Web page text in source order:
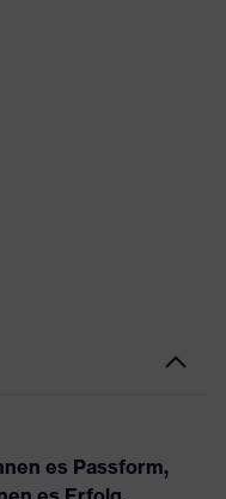
es Passform,